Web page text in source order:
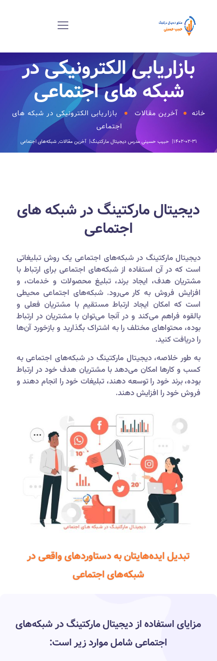
بازاریابی الکترونیکی در
شبکه های اجتماعی
خانه آخرین مقالات
بازاریابی الکترونیکی در شبکه های
اجتماعی
۱۴۰۲-۰۲-۳۱ حبیب حسینی مدرس دیجیتال مارکتینگ آخرین مقالات, شبکه‌های اجتماعی
دیجیتال مارکتینگ در شبکه های
اجتماعی
دیجیتال مارکتینگ در شبکه‌های اجتماعی یک روش تبلیغاتی
است که در آن استفاده از شبکه‌های اجتماعی برای ارتباط با
مشتریان هدف، ایجاد برند، تبلیغ محصولات و خدمات، و
افزایش فروش به کار می‌رود. شبکه‌های اجتماعی محیطی
است که امکان ایجاد ارتباط مستقیم با مشتریان فعلی و
بالقوه فراهم می‌کند و در آنجا می‌توان با مشتریان در ارتباط
بوده، محتواهای مختلف را به اشتراک بگذارید و بازخورد آن‌ها
را دریافت کنید.
به طور خلاصه، دیجیتال مارکتینگ در شبکه‌های اجتماعی به
کسب و کارها امکان می‌دهد با مشتریان هدف خود در ارتباط
بوده، برند خود را توسعه دهند، تبلیغات خود را انجام دهند و
فروش خود را افزایش دهند.
تبدیل ایده‌هایتان به دستاوردهای واقعی در
شبکه‌های اجتماعی
مزایای استفاده از دیجیتال مارکتینگ در شبکه‌های
اجتماعی شامل موارد زیر است: